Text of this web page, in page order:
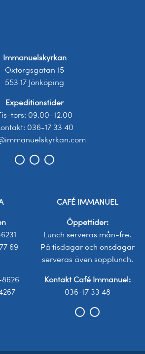
Immanuelskyrkan
Oxtorgsgatan 15
553 17 Jönköping
Expeditionstider
Tis-tors: 09.00–12.00
036-17 33 40
69
CAFÉ IMMANUEL
Öppettider:
Lunch serveras mån-fre.
På tisdagar och onsdagar
serveras även sopplunch.
Kontakt Café Immanuel:
036-17 33 48